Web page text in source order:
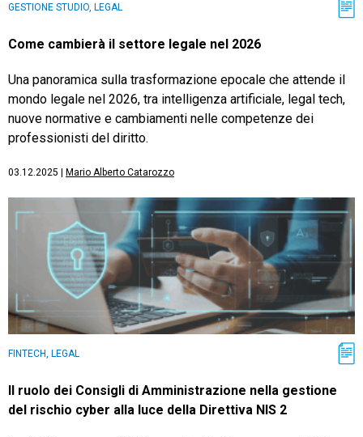
GESTIONE STUDIO, LEGAL
Come cambierà il settore legale nel 2026
Una panoramica sulla trasformazione epocale che attende il
mondo legale nel 2026, tra intelligenza artificiale, legal tech,
nuove normative e cambiamenti nelle competenze dei
professionisti del diritto.
03.12.2025 Mario Alberto Catarozzo
FINTECH, LEGAL
Il ruolo dei Consigli di Amministrazione nella gestione
del rischio cyber alla luce della Direttiva NIS 2